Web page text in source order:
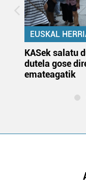
EUSKAL
KASek salatu
dutela gose
emateagatik